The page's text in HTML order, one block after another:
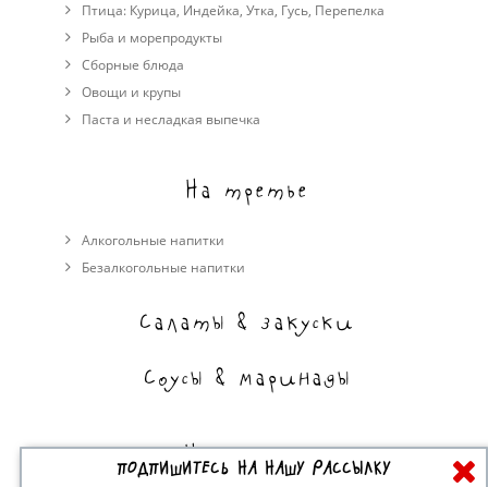
Птица: Курица, Индейка, Утка, Гусь, Перепелка
Рыба и морепродукты
Сборные блюда
Овощи и крупы
Паста и несладкая выпечка
На третье
Алкогольные напитки
Безалкогольные напитки
Салаты & закуски
Соусы & маринады
На сладкое
ПОДПИШИТЕСЬ НА НАШУ РАССЫЛКУ